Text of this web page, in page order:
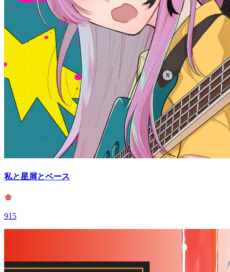
私と星屑とベース
915